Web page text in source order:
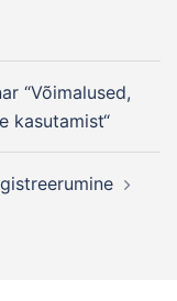
“Võimalused,
kasutamist“